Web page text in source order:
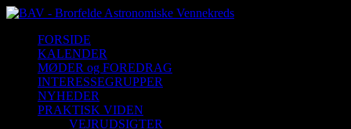
FORSIDE
KALENDER
MØDER og FOREDRAG
INTERESSEGRUPPER
NYHEDER
PRAKTISK VIDEN
VEJRUDSIGTER